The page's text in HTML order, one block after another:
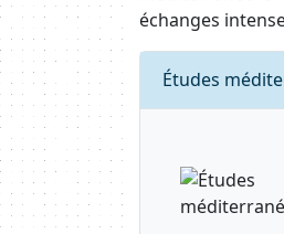
échanges
Requête
Études